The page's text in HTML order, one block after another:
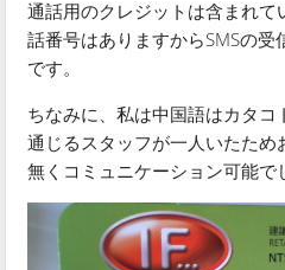
通話用のクレジットは含まれ
話番号はありますからSMSの
です。
ちなみに、私は中国語はカタ
通じるスタッフが一人いたため
無くコミュニケーション可能で